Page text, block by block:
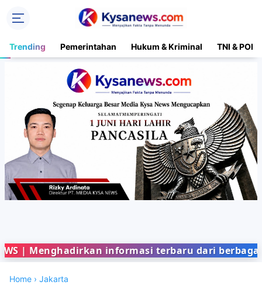
Trending Pemerintahan Hukum & Kriminal TNI &
informasi terbaru dari berbagai
Home › Jakarta